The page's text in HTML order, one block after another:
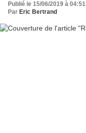
Publié le 15/06/2019 à 04:51
Par Eric Bertrand